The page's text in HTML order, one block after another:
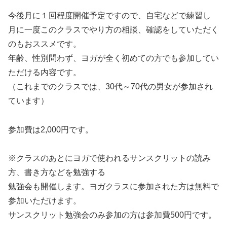
今後月に１回程度開催予定ですので、自宅などで練習し
月に一度このクラスでやり方の相談、確認をしていただく
のもおススメです。
年齢、性別問わず、ヨガが全く初めての方でも参加してい
ただける内容です。
（これまでのクラスでは、30代～70代の男女が参加され
ています）
参加費は2,000円です。
※クラスのあとにヨガで使われるサンスクリットの読み
方、書き方などを勉強する
勉強会も開催します。ヨガクラスに参加された方は無料で
参加いただけます。
サンスクリット勉強会のみ参加の方は参加費500円です。